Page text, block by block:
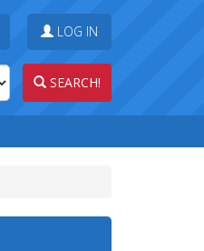
LOG IN
SEARCH!